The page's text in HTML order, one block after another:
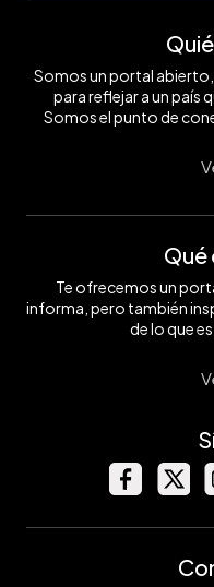
Somos un portal
para reflejar a un país
Somos el punto de
Te ofrecemos un
informa, pero también
de lo que